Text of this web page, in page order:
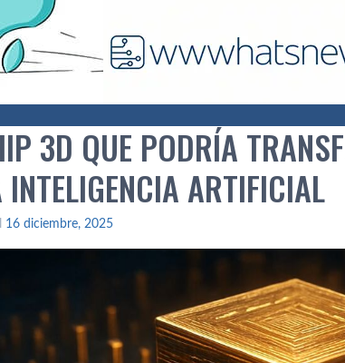
3D QUE PODRÍA
INTELIGENCIA ARTIFICIAL
16 diciembre, 2025